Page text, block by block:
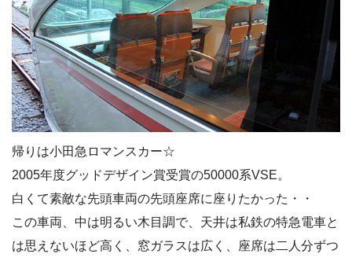
帰りは小田急ロマンスカー☆
2005年度グッドデザイン賞受賞の50000系VSE。
白くて素敵な先頭車両の先頭座席に座りたかった・・
この車両、中は明るい木目調で、天井は私鉄の特急電車と
は思えないほど高く、窓ガラスは広く、座席は二人分ずつ